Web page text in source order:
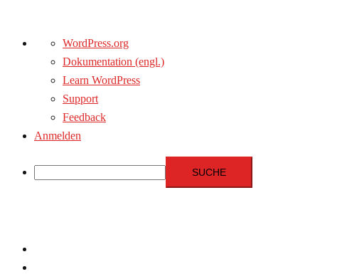
Über
WordPress
WordPress.org
Dokumentation (engl.)
Learn WordPress
Support
Feedback
Anmelden
Suche